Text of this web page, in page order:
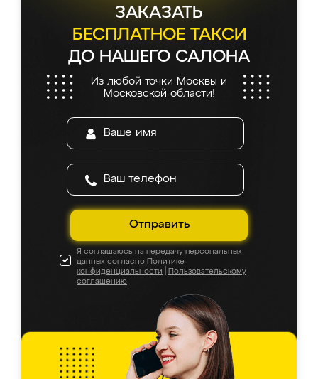
ЗАКАЗАТЬ
БЕСПЛАТНОЕ ТАКСИ
ДО НАШЕГО САЛОНА
Из любой точки Москвы и
Московской области!
Отправить
Я соглашаюсь на передачу персональных
данных согласно Политике
конфиденциальности
Пользовательскому
соглашению